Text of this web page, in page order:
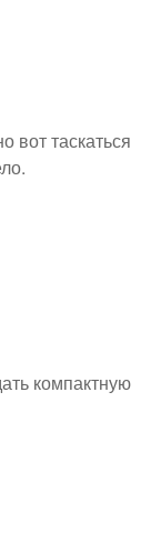
вот таскаться
компактную